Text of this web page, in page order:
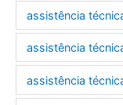
assistência
assistência
assistência